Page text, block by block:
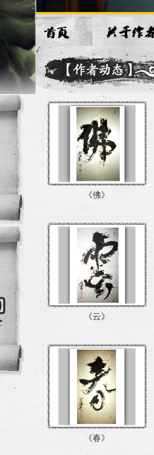
《佛》
《云》
《春》